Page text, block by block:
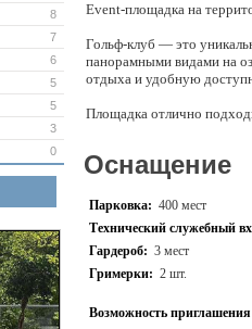
8
7
6
5
5
3
0
Event-площадка на
Гольф-клуб — это
панорамными видами на
отдыха и удобную
Площадка отлично
На территории уже
праздники,
профессионального
Преимущества площадки:
большая
возможность
Оснащение
Парковка: 400 мест
Технический служебный
Гардероб: 3 мест
Гримерки: 2 шт.
Возможность приглашения